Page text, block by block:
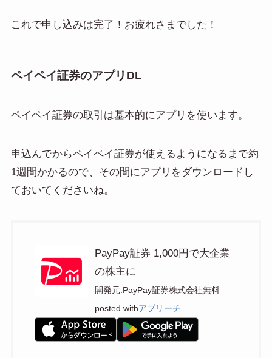
これで申し込みは完了！お疲れさまでした！
ペイペイ証券のアプリDL
ペイペイ証券の取引は基本的にアプリを使います。
申込んでからペイペイ証券が使えるようになるまで約
1週間かかるので、その間にアプリをダウンロードし
ておいてくださいね。
PayPay証券 1,000円で大企業
の株主に
開発元: PayPay証券株式会社無料
posted withアプリーチ